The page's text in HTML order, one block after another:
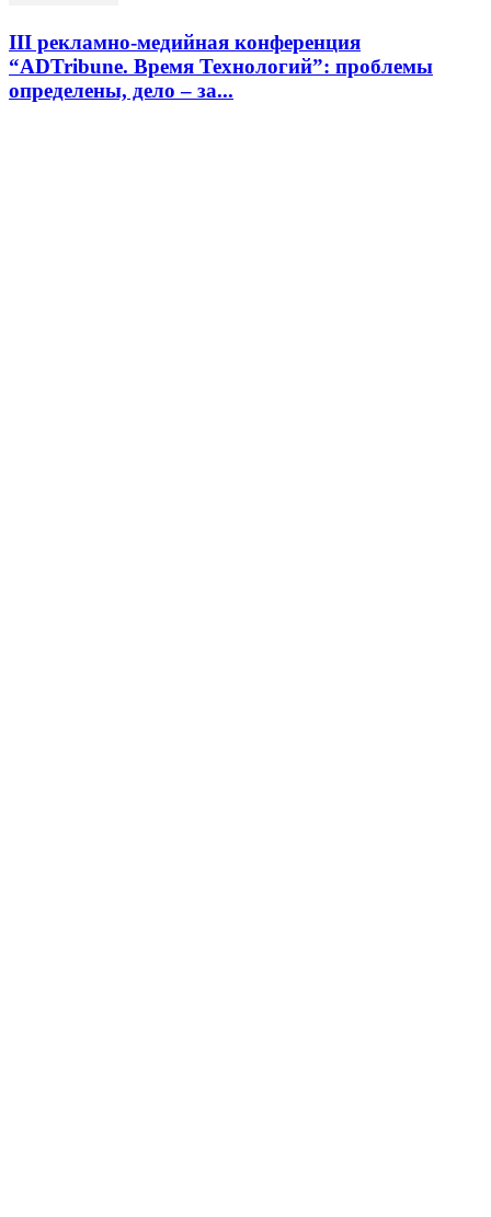
III рекламно-медийная конференция
“ADTribune. Время Технологий”: проблемы
определены, дело – за...